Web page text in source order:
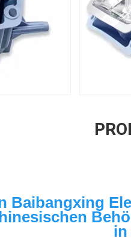
Baibangxing
in